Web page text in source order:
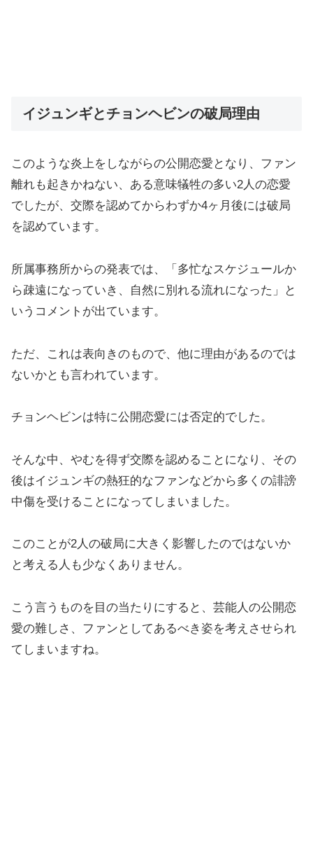
イジュンギとチョンヘビンの破局理由
このような炎上をしながらの公開恋愛となり、ファン
離れも起きかねない、ある意味犠牲の多い2人の恋愛
でしたが、交際を認めてからわずか4ヶ月後には破局
を認めています。
所属事務所からの発表では、「多忙なスケジュールか
ら疎遠になっていき、自然に別れる流れになった」と
いうコメントが出ています。
ただ、これは表向きのもので、他に理由があるのでは
ないかとも言われています。
チョンヘビンは特に公開恋愛には否定的でした。
そんな中、やむを得ず交際を認めることになり、その
後はイジュンギの熱狂的なファンなどから多くの誹謗
中傷を受けることになってしまいました。
このことが2人の破局に大きく影響したのではないか
と考える人も少なくありません。
こう言うものを目の当たりにすると、芸能人の公開恋
愛の難しさ、ファンとしてあるべき姿を考えさせられ
てしまいますね。